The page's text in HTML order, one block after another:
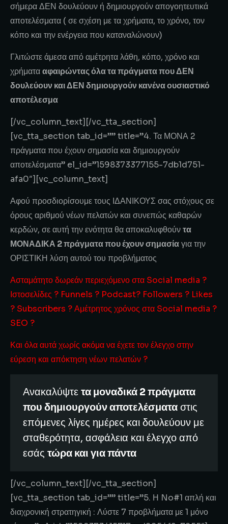
σήμερα ΔΕΝ δουλεύουν ή δημιουργούν απογοητευτικά
αποτελέσματα ( σε σχέση με τα χρήματα, το χρόνο, τον
κόπο και την ενέργεια που καταναλώνουν)
Γλιτώστε άμεσα από αμέτρητα λάθη, κόπο, χρόνο και
χρήματααφαιρώντας όλα τα πράγματα που ΔΕΝ
δουλεύουν και ΔΕΝ δημιουργούν κανένα ουσιαστικό
αποτέλεσμα
[/vc_column_text][/vc_tta_section]
[vc_tta_section tab_id=”” title=”4. Τα ΜΟΝΑ 2
πράγματα που έχουν σημασία και δημιουργούν
αποτελέσματα” el_id=”1598373377155-7db1d751-
afa0″][vc_column_text]
Αφού προσδιορίσουμε τους ΙΔΑΝΙΚΟΥΣ σας στόχους σε
όρους αριθμού νέων πελατών και συνεπώς καθαρών
κερδών, σε αυτή την ενότητα θα αποκαλυφθούντα
ΜΟΝΑΔΙΚΑ 2 πράγματα που έχουν σημασίαγια την
ΟΡΙΣΤΙΚΗ λύση αυτού του προβλήματος
Ασταμάτητο δωρεάν περιεχόμενο στα Social media ?
Ιστοσελίδες ? Funnels ? Podcast? Followers ? Likes
? Subscribers ? Αμέτρητος χρόνος στα Social media ?
SEO ?
Και όλα αυτά χωρίς ακόμα να έχετε τον έλεγχο στην
εύρεση και απόκτηση νέων πελατών ?
Ανακαλύψτε τα μοναδικά 2 πράγματα
που δημιουργούν αποτελέσματα στις
επόμενες λίγες ημέρες και δουλεύουν με
σταθερότητα, ασφάλεια και έλεγχο από
εσάς τώρα και για πάντα
[/vc_column_text][/vc_tta_section]
[vc_tta_section tab_id=”” title=”5. Η No#1 απλή και
διαχρονική στρατηγική : Λύστε 7 προβλήματα με 1 μόνο